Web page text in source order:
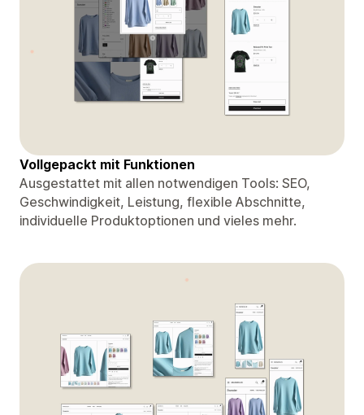
Vollgepackt mit Funktionen
Ausgestattet mit allen notwendigen Tools: SEO,
Geschwindigkeit, Leistung, flexible Abschnitte,
individuelle Produktoptionen und vieles mehr.